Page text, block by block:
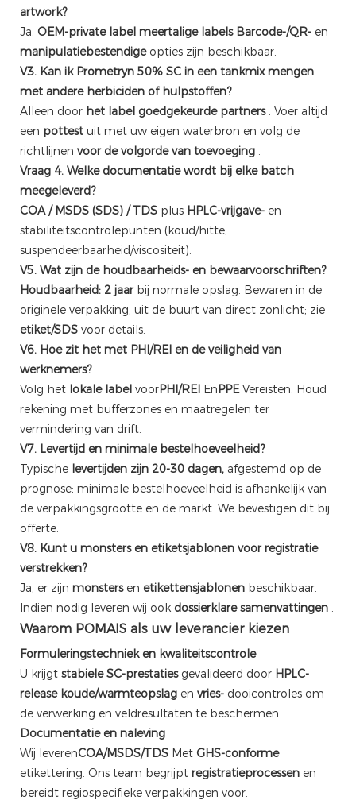
artwork?
Ja. OEM-private label meertalige labels Barcode-/QR- en
manipulatiebestendigeopties zijn beschikbaar.
V3. Kan ik Prometryn 50% SC in een tankmix mengen
met andere herbiciden of hulpstoffen?
Alleen door het label goedgekeurde partners. Voer altijd
een pottest uit met uw eigen waterbron en volg de
richtlijnen voor de volgorde van toevoeging .
Vraag 4. Welke documentatie wordt bij elke batch
meegeleverd?
COA / MSDS (SDS) / TDS plus HPLC-vrijgave- en
stabiliteitscontrolepunten (koud/hitte,
suspendeerbaarheid/viscositeit).
V5. Wat zijn de houdbaarheids- en bewaarvoorschriften?
Houdbaarheid: 2 jaarbij normale opslag. Bewaren in de
originele verpakking, uit de buurt van direct zonlicht; zie
etiket/SDS voor details.
V6. Hoe zit het met PHI/REI en de veiligheid van
werknemers?
Volg het lokale label voorPHI/REI EnPPEVereisten. Houd
rekening met bufferzones en maatregelen ter
vermindering van drift.
V7. Levertijd en minimale bestelhoeveelheid?
Typische levertijden zijn 20-30 dagen, afgestemd op de
prognose; minimale bestelhoeveelheid is afhankelijk van
de verpakkingsgrootte en de markt. We bevestigen dit bij
offerte.
V8. Kunt u monsters en etiketsjablonen voor registratie
verstrekken?
Ja, er zijn monstersen etikettensjablonen beschikbaar.
Indien nodig leveren wij ook dossierklare samenvattingen .
Waarom POMAIS als uw leverancier kiezen
Formuleringstechniek en kwaliteitscontrole
U krijgt stabiele SC-prestatiesgevalideerd door HPLC-
release koude/warmteopslag en vries- dooicontroles om
de verwerking en veldresultaten te beschermen.
Documentatie en naleving
Wij leverenCOA/MSDS/TDS Met GHS-conforme
etikettering. Ons team begrijpt registratieprocessen en
bereidt regiospecifieke verpakkingen voor.